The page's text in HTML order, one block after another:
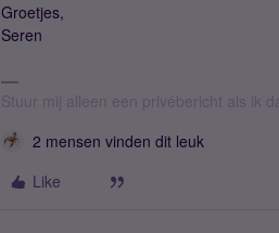
Groetjes,
Seren
Stuur mij alleen een privébericht als ik
2 mensen vinden dit leuk
Like